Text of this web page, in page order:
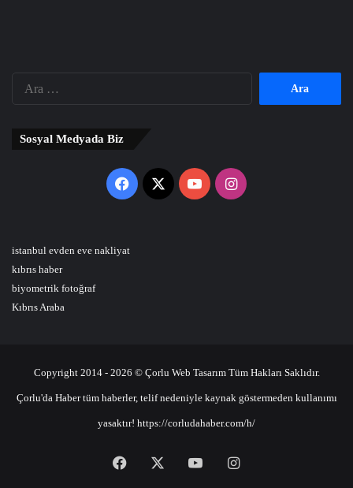
Sosyal Medyada Biz
Facebook
X YouTubeInstagram
istanbul evden eve nakliyat
kıbrıs haber
biyometrik fotoğraf
Kıbrıs Araba
Copyright 2014 - 2026 © Çorlu Web Tasarım Tüm Hakları Saklıdır.
Çorlu'da Haber tüm haberler, telif nedeniyle kaynak göstermeden kullanımı
yasaktır! https://corludahaber.com/h/
Facebook YouTubeInstagram